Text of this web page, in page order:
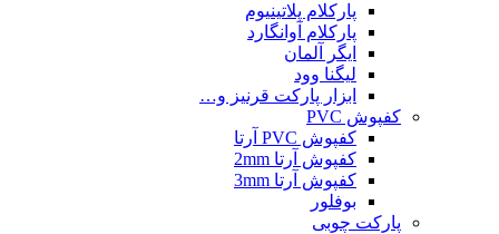
پارکلام پلاتینیوم
پارکلام آوانگارد
ایگر آلمان
لیگنا وود
ابزار پارکت قرنیز و…
کفپوش PVC
کفپوش PVC آرتا
کفپوش آرتا 2mm
کفپوش آرتا 3mm
پارکت چوبی